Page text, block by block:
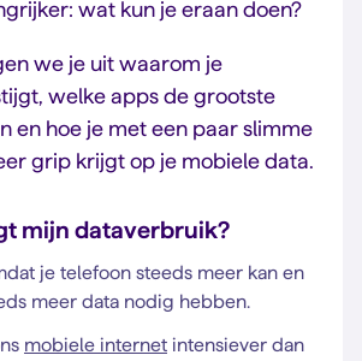
wat kun je eraan doen?
we je uit waarom je
welke apps de grootste
en hoe je met een paar slimme
grip krijgt op je mobiele data.
mijn dataverbruik?
je telefoon steeds meer kan en
meer data nodig hebben.
mobiele internet intensiever dan